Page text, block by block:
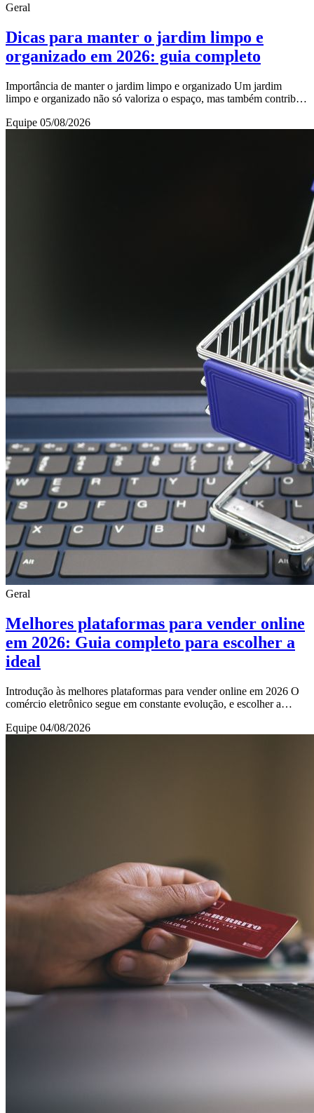
Geral
Dicas para manter o jardim limpo e
organizado em 2026: guia completo
Importância de manter o jardim limpo e organizado Um jardim
limpo e organizado não só valoriza o espaço, mas também contribui
Equipe 05/08/2026
Geral
Melhores plataformas para vender online
em 2026: Guia completo para escolher a
ideal
Introdução às melhores plataformas para vender online em 2026 O
comércio eletrônico segue em constante evolução, e escolher a
Equipe 04/08/2026